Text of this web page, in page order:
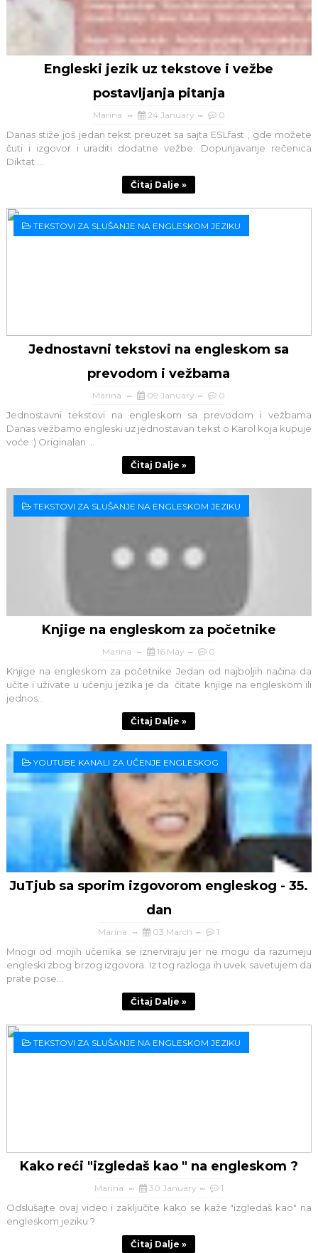
Engleski jezik uz tekstove i vežbe
postavljanja pitanja
Marina 24 January 0
Danas stiže još jedan tekst preuzet sa sajta ESLfast , gde možete
čuti i izgovor i uraditi dodatne vežbe: Dopunjavanje rečenica
Diktat ...
Čitaj Dalje »
TEKSTOVI ZA SLUŠANJE NA ENGLESKOM JEZIKU
Jednostavni tekstovi na engleskom sa
prevodom i vežbama
Marina 09 January 0
Jednostavni tekstovi na engleskom sa prevodom i vežbama
Danas vežbamo engleski uz jednostavan tekst o Karol koja kupuje
voće :) Originalan ...
Čitaj Dalje »
TEKSTOVI ZA SLUŠANJE NA ENGLESKOM JEZIKU
Knjige na engleskom za početnike
Marina 16 May 0
Knjige na engleskom za početnike Jedan od najboljih načina da
učite i uživate u učenju jezika je da čitate knjige na engleskom ili
jednos...
Čitaj Dalje »
YOUTUBE KANALI ZA UČENJE ENGLESKOG
JuTjub sa sporim izgovorom engleskog - 35.
dan
Marina 03 March 1
Mnogi od mojih učenika se iznerviraju jer ne mogu da razumeju
engleski zbog brzog izgovora. Iz tog razloga ih uvek savetujem da
prate pose...
Čitaj Dalje »
TEKSTOVI ZA SLUŠANJE NA ENGLESKOM JEZIKU
Kako reći "izgledaš kao " na engleskom ?
Marina 30 January 1
Odslušajte ovaj video i zaključite kako se kaže "izgledaš kao" na
engleskom jeziku ?
Čitaj Dalje »